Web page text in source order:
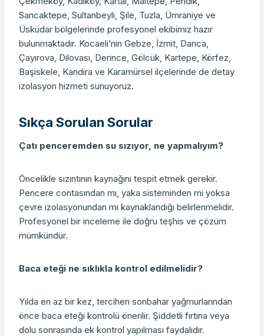
Sancaktepe, Sultanbeyli, Şile, Tuzla, Ümraniye ve
Üsküdar bölgelerinde profesyonel ekibimiz hazır
bulunmaktadır. Kocaeli’nin Gebze, İzmit, Darıca,
Çayırova, Dilovası, Derince, Gölcük, Kartepe, Körfez,
Başiskele, Kandıra ve Karamürsel ilçelerinde de detay
izolasyon hizmeti sunuyoruz.
Sıkça Sorulan Sorular
Çatı penceremden su sızıyor, ne yapmalıyım?
Öncelikle sızıntının kaynağını tespit etmek gerekir.
Pencere contasından mı, yaka sisteminden mi yoksa
çevre izolasyonundan mı kaynaklandığı belirlenmelidir.
Profesyonel bir inceleme ile doğru teşhis ve çözüm
mümkündür.
Baca eteği ne sıklıkla kontrol edilmelidir?
Yılda en az bir kez, tercihen sonbahar yağmurlarından
önce baca eteği kontrolü önerilir. Şiddetli fırtına veya
dolu sonrasında ek kontrol yapılması faydalıdır.